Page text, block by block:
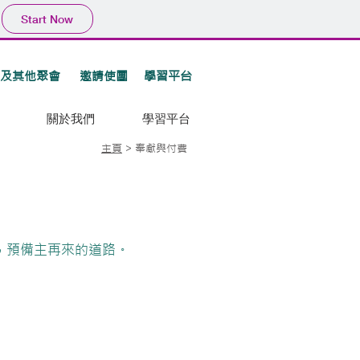
Start Now
訂閱電子報
其他聚會 邀請使團 學習平台
關於我們 學習平台
​主頁 > 奉獻與付費
備主再來的道路。